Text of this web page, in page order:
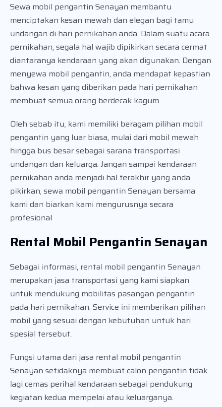
Sewa mobil pengantin Senayan membantu
menciptakan kesan mewah dan elegan bagi tamu
undangan di hari pernikahan anda. Dalam suatu acara
pernikahan, segala hal wajib dipikirkan secara cermat
diantaranya kendaraan yang akan digunakan. Dengan
menyewa mobil pengantin, anda mendapat kepastian
bahwa kesan yang diberikan pada hari pernikahan
membuat semua orang berdecak kagum.
Oleh sebab itu, kami memiliki beragam pilihan mobil
pengantin yang luar biasa, mulai dari mobil mewah
hingga bus besar sebagai sarana transportasi
undangan dan keluarga. Jangan sampai kendaraan
pernikahan anda menjadi hal terakhir yang anda
pikirkan, sewa mobil pengantin Senayan bersama
kami dan biarkan kami mengurusnya secara
profesional
Rental Mobil Pengantin Senayan
Sebagai informasi, rental mobil pengantin Senayan
merupakan jasa transportasi yang kami siapkan
untuk mendukung mobilitas pasangan pengantin
pada hari pernikahan. Service ini memberikan pilihan
mobil yang sesuai dengan kebutuhan untuk hari
spesial tersebut.
Fungsi utama dari jasa rental mobil pengantin
Senayan setidaknya membuat calon pengantin tidak
lagi cemas perihal kendaraan sebagai pendukung
kegiatan kedua mempelai atau keluarganya.